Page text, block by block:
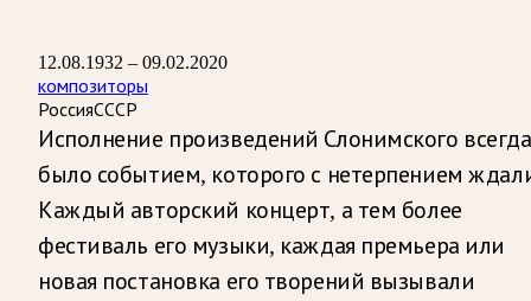
12.08.1932 – 09.02.2020
композиторы
РоссияСССР
Исполнение произведений Слонимского всегда
было событием, которого с нетерпением
Каждый авторский концерт, а тем более
фестиваль его музыки, каждая премьера или
новая постановка его творений вызывали